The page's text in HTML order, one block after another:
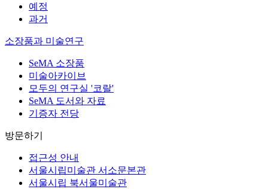
예정
과거
소장품과 미술연구
SeMA 소장품
미술아카이브
모두의 연구실 '코랄'
SeMA 도서와 자료
기증자 전당
방문하기
접근성 안내
서울시립미술관 서소문본관
서울시립 북서울미술관